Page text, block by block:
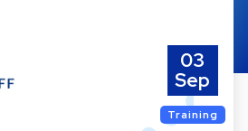
03
Sep
Training